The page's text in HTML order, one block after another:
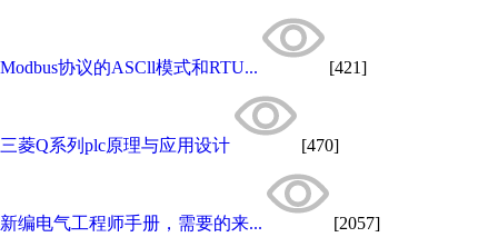
Modbus协议的ASCll模式和RTU... [421]
三菱Q系列plc原理与应用设计 [470]
新编电气工程师手册，需要的来... [2057]